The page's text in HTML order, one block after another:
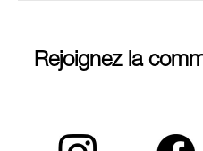
Rejoignez la